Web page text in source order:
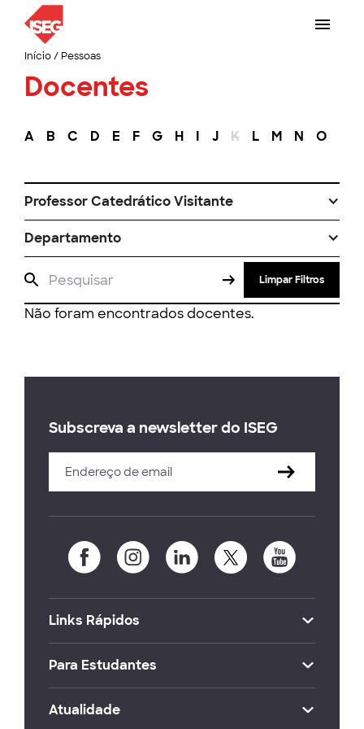
Início/ Pessoas
Docentes
A B C D E F G H I J K L M N O
Professor Catedrático Visitante
Departamento
Limpar Filtros
Não foram encontrados docentes.
Subscreva a newsletter do ISEG
Links Rápidos
Para Estudantes
Atualidade